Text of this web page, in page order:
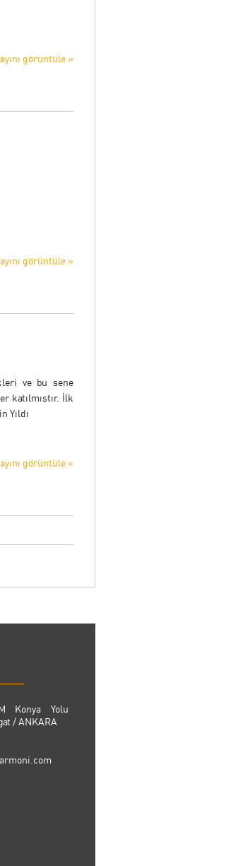
görüntüle »
görüntüle »
ve bu sene
katılmıştır. İlk
Yıldı
görüntüle »
Yolu
/ ANKARA